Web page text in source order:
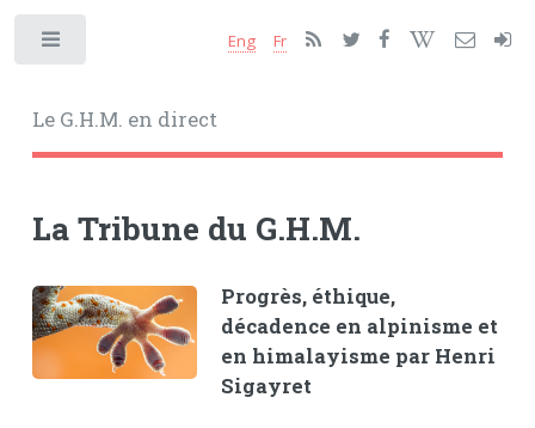
Le G.H.M. en direct
Eng Fr
La Tribune du G.H.M.
Progrès, éthique,
décadence en alpinisme et
en himalayisme par Henri
Sigayret